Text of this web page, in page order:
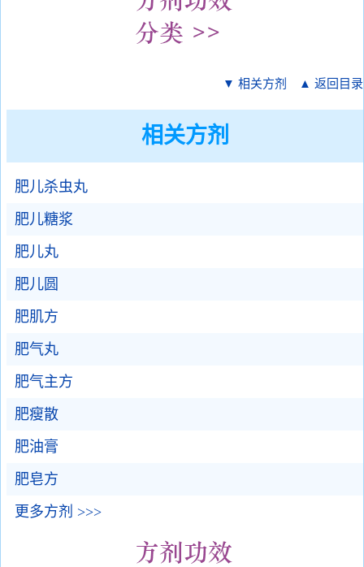
▼ 相关方剂 ▲ 返回目录
相关方剂
肥儿杀虫丸
肥儿糖浆
肥儿丸
肥儿圆
肥肌方
肥气丸
肥气主方
肥瘦散
肥油膏
肥皂方
更多方剂 >>>